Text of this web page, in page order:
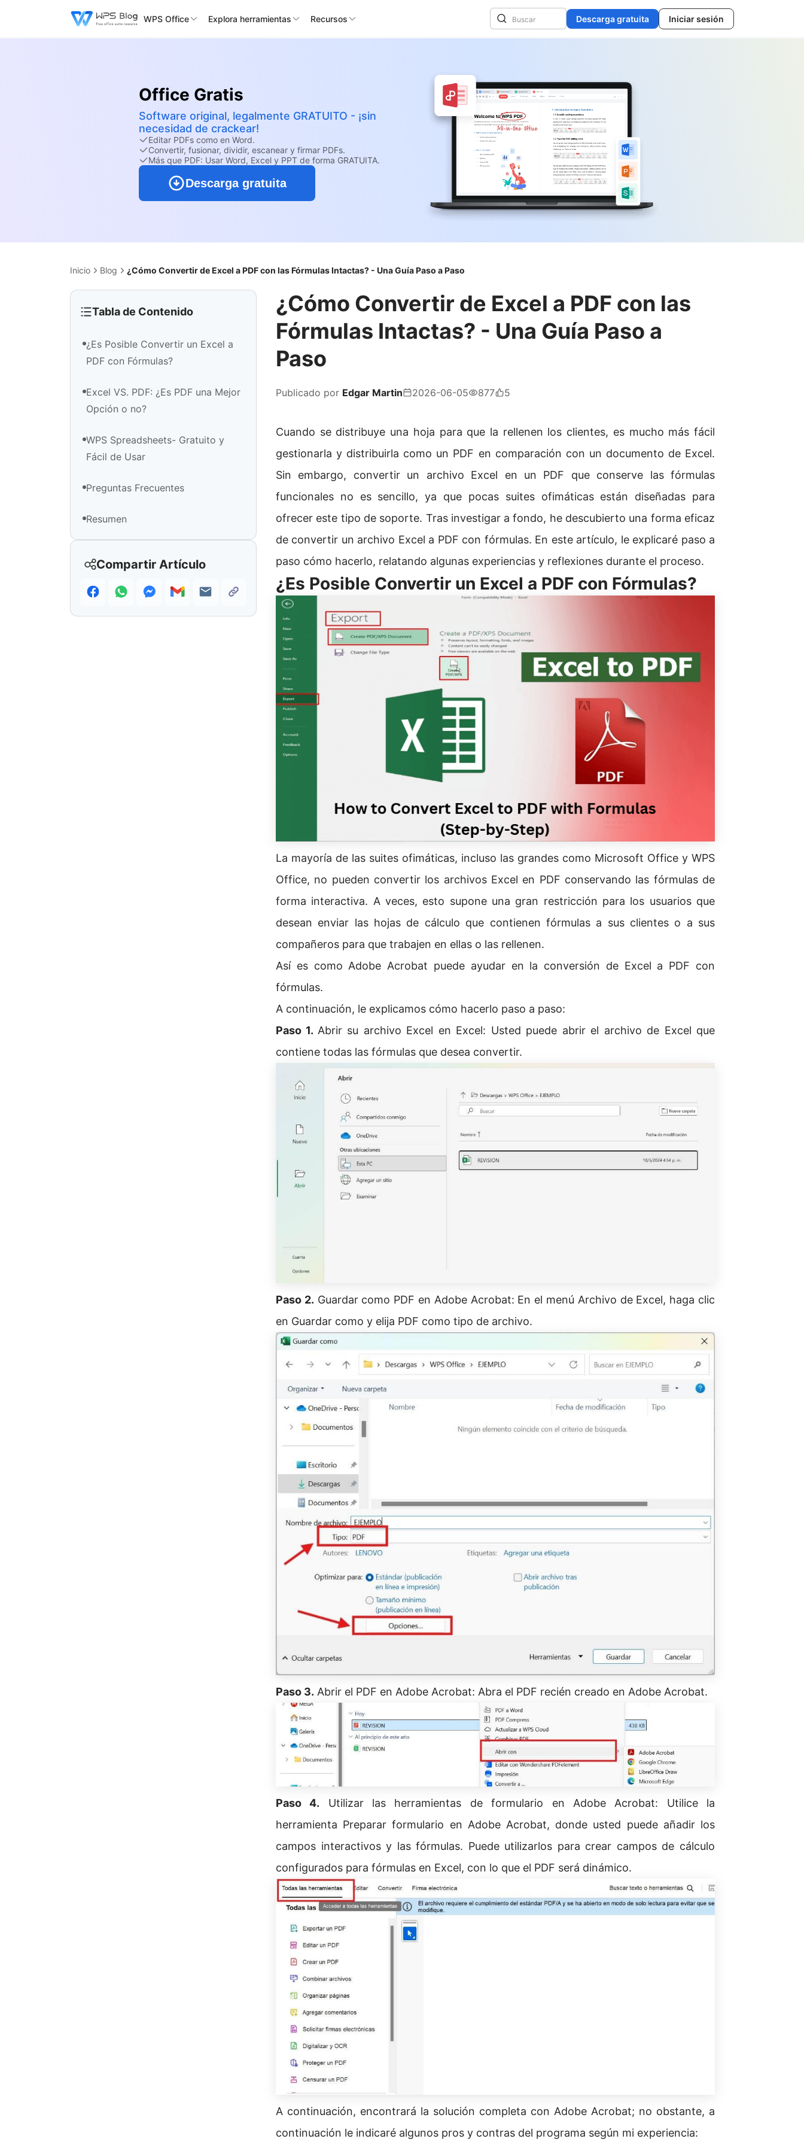
WPS Office Explora herramientas Recursos Descarga gratuita Iniciar sesión
Office Gratis
Software original, legalmente GRATUITO - ¡sin
necesidad de crackear!
Editar PDFs como en Word.
Convertir, fusionar, dividir, escanear y firmar PDFs.
Más que PDF: Usar Word, Excel y PPT de forma GRATUITA.
Descarga gratuita
Inicio Blog ¿Cómo Convertir de Excel a PDF con las Fórmulas Intactas? - Una Guía Paso a Paso
Tabla de Contenido
¿Es Posible Convertir un Excel a
PDF con Fórmulas?
Excel VS. PDF: ¿Es PDF una Mejor
Opción o no?
WPS Spreadsheets- Gratuito y
Fácil de Usar
Preguntas Frecuentes
Resumen
Compartir Artículo
¿Cómo Convertir de Excel a PDF con las
Fórmulas Intactas? - Una Guía Paso a
Paso
Publicado por Edgar Martin 2026-06-05 877 5
Cuando se distribuye una hoja para que la rellenen los clientes, es mucho más fácil
gestionarla y distribuirla como un PDF en comparación con un documento de Excel.
Sin embargo, convertir un archivo Excel en un PDF que conserve las fórmulas
funcionales no es sencillo, ya que pocas suites ofimáticas están diseñadas para
ofrecer este tipo de soporte. Tras investigar a fondo, he descubierto una forma eficaz
de convertir un archivo Excel a PDF con fórmulas. En este artículo, le explicaré paso a
paso cómo hacerlo, relatando algunas experiencias y reflexiones durante el proceso.
¿Es Posible Convertir un Excel a PDF con Fórmulas?
La mayoría de las suites ofimáticas, incluso las grandes como Microsoft Office y WPS
Office, no pueden convertir los archivos Excel en PDF conservando las fórmulas de
forma interactiva. A veces, esto supone una gran restricción para los usuarios que
desean enviar las hojas de cálculo que contienen fórmulas a sus clientes o a sus
compañeros para que trabajen en ellas o las rellenen.
Así es como Adobe Acrobat puede ayudar en la conversión de Excel a PDF con
fórmulas.
A continuación, le explicamos cómo hacerlo paso a paso:
Paso 1. Abrir su archivo Excel en Excel: Usted puede abrir el archivo de Excel que
contiene todas las fórmulas que desea convertir.
Paso 2. Guardar como PDF en Adobe Acrobat: En el menú Archivo de Excel, haga clic
en Guardar como y elija PDF como tipo de archivo.
Paso 3. Abrir el PDF en Adobe Acrobat: Abra el PDF recién creado en Adobe Acrobat.
Paso 4. Utilizar las herramientas de formulario en Adobe Acrobat: Utilice la
herramienta Preparar formulario en Adobe Acrobat, donde usted puede añadir los
campos interactivos y las fórmulas. Puede utilizarlos para crear campos de cálculo
configurados para fórmulas en Excel, con lo que el PDF será dinámico.
A continuación, encontrará la solución completa con Adobe Acrobat; no obstante, a
continuación le indicaré algunos pros y contras del programa según mi experiencia: